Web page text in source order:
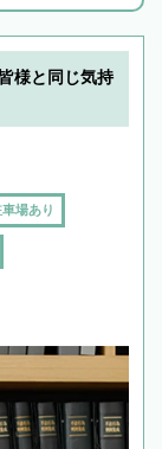
で任せることが
からむ分野なの
に電話や面談
が合う方に依
様と同じ気持
場あり